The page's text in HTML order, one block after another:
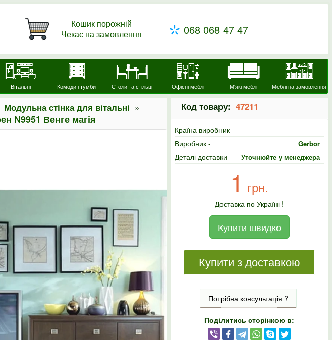
Кошик порожній
Чекає на замовлення
068 068 47 47
Вітальні Комоди і тумби Столи та стільці Офісні меблі М'які меблі Меблі на замовлення
Модульна стінка для вітальні »
N9951 Венге магія
Код товару: 47211
Країна виробник -
Виробник -
Gerbor
Деталі доставки - Уточнюйте у менеджера
1 грн.
Доставка по Україні !
Купити швидко
Купити з доставкою
Потрібна консультація ?
Поділитись сторінкою в: